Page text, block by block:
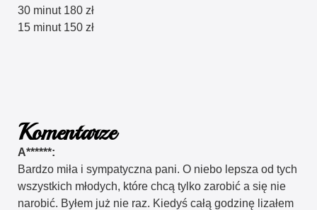
30 minut 180 zł
15 minut 150 zł
Komentarze
A******:
Bardzo miła i sympatyczna pani. O niebo lepsza od tych
wszystkich młodych, które chcą tylko zarobić a się nie
narobić. Byłem już nie raz. Kiedyś całą godzinę lizałem